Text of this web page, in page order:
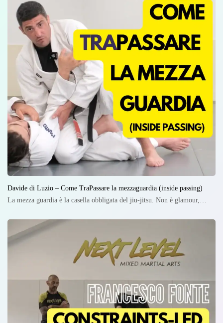
Davide di Luzio – Come TraPassare la mezzaguardia (inside passing)
La mezza guardia è la casella obbligata del jiu-jitsu. Non è glamour,…